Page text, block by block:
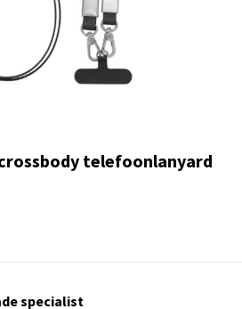
telefoonlanyard
specialist